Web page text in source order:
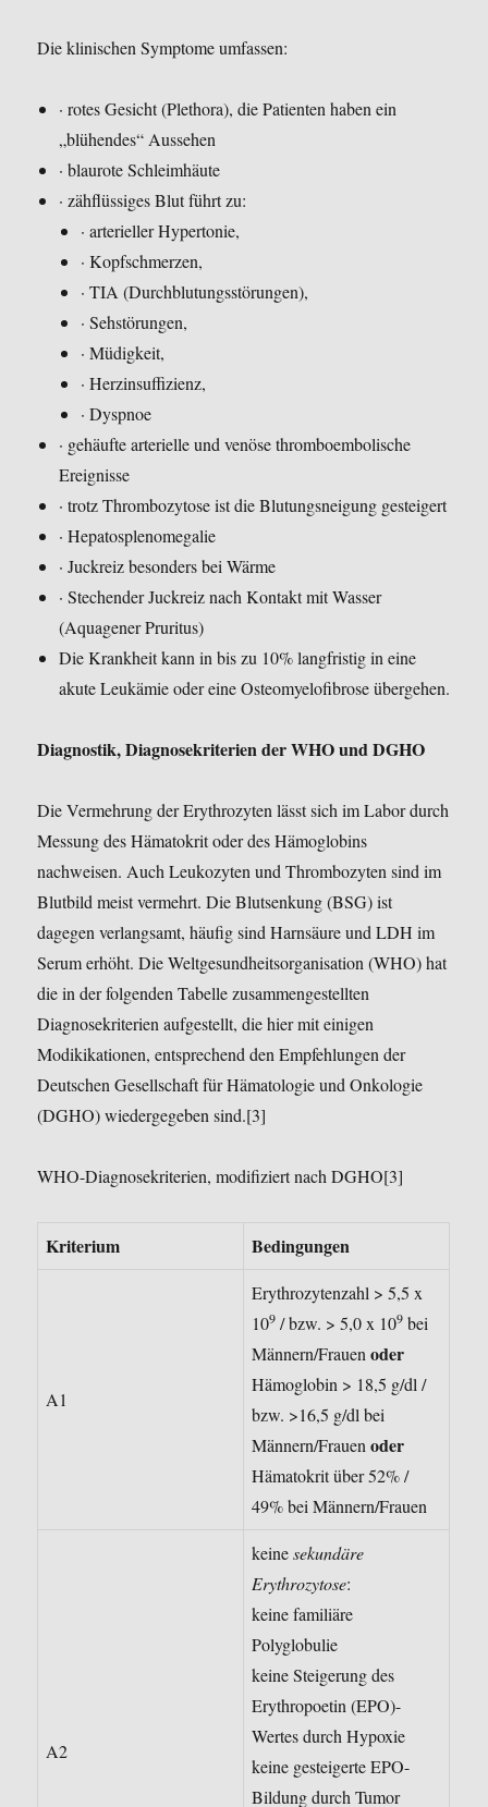
Die klinischen Symptome umfassen:
· rotes Gesicht (Plethora), die Patienten haben ein
„blühendes“ Aussehen
· blaurote Schleimhäute
· zähflüssiges Blut führt zu:
· arterieller Hypertonie,
· Kopfschmerzen,
· TIA (Durchblutungsstörungen),
· Sehstörungen,
· Müdigkeit,
· Herzinsuffizienz,
· Dyspnoe
· gehäufte arterielle und venöse thromboembolische
Ereignisse
· trotz Thrombozytose ist die Blutungsneigung gesteigert
· Hepatosplenomegalie
· Juckreiz besonders bei Wärme
· Stechender Juckreiz nach Kontakt mit Wasser
(Aquagener Pruritus)
Die Krankheit kann in bis zu 10% langfristig in eine
akute Leukämie oder eine Osteomyelofibrose übergehen.
Diagnostik, Diagnosekriterien der WHO und DGHO
Die Vermehrung der Erythrozyten lässt sich im Labor durch
Messung des Hämatokrit oder des Hämoglobins
nachweisen. Auch Leukozyten und Thrombozyten sind im
Blutbild meist vermehrt. Die Blutsenkung (BSG) ist
dagegen verlangsamt, häufig sind Harnsäure und LDH im
Serum erhöht. Die Weltgesundheitsorganisation (WHO) hat
die in der folgenden Tabelle zusammengestellten
Diagnosekriterien aufgestellt, die hier mit einigen
Modikikationen, entsprechend den Empfehlungen der
Deutschen Gesellschaft für Hämatologie und Onkologie
(DGHO) wiedergegeben sind.[3]
WHO-Diagnosekriterien, modifiziert nach DGHO[3]
Kriterium Bedingungen
A1
Erythrozytenzahl > 5,5 x
109 / bzw. > 5,0 x 109 bei
Männern/Frauenoder
Hämoglobin > 18,5 g/dl /
bzw. >16,5 g/dl bei
Männern/Frauenoder
Hämatokrit über 52% /
49% bei Männern/Frauen
A2
keinesekundäre
Erythrozytose:
keine familiäre
Polyglobulie
keine Steigerung des
Erythropoetin (EPO)-
Wertes durch Hypoxie
keine gesteigerte EPO-
Bildung durch Tumor